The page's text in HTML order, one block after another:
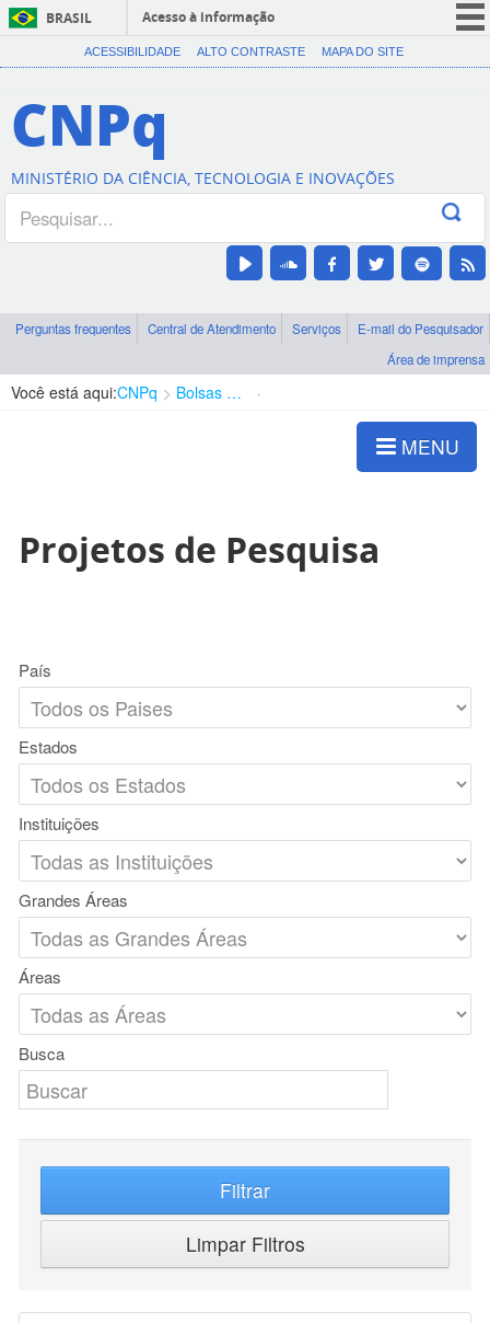
BRASIL
Acesso à informação
CORONAVÍRUS (COVID-19)
Canais
ACESSIBILIDADE ALTO CONTRASTE MAPA DO SITE
CNPq
MINISTÉRIO DA CIÊNCIA, TECNOLOGIA E INOVAÇÕES
Perguntas frequentes Central de Atendimento Serviços
E-mail do Pesquisador
Área de imprensa
Você está aqui:CNPq Bolsas e Auxílios Vigentes
MENU
Projetos de Pesquisa
País
Estados
Instituições
Grandes Áreas
Áreas
Busca
Filtrar
Limpar Filtros